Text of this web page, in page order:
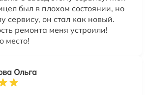
был в плохом состоянии, но
сервису, он стал как новый.
ремонта меня устроили!
место!
Ольга